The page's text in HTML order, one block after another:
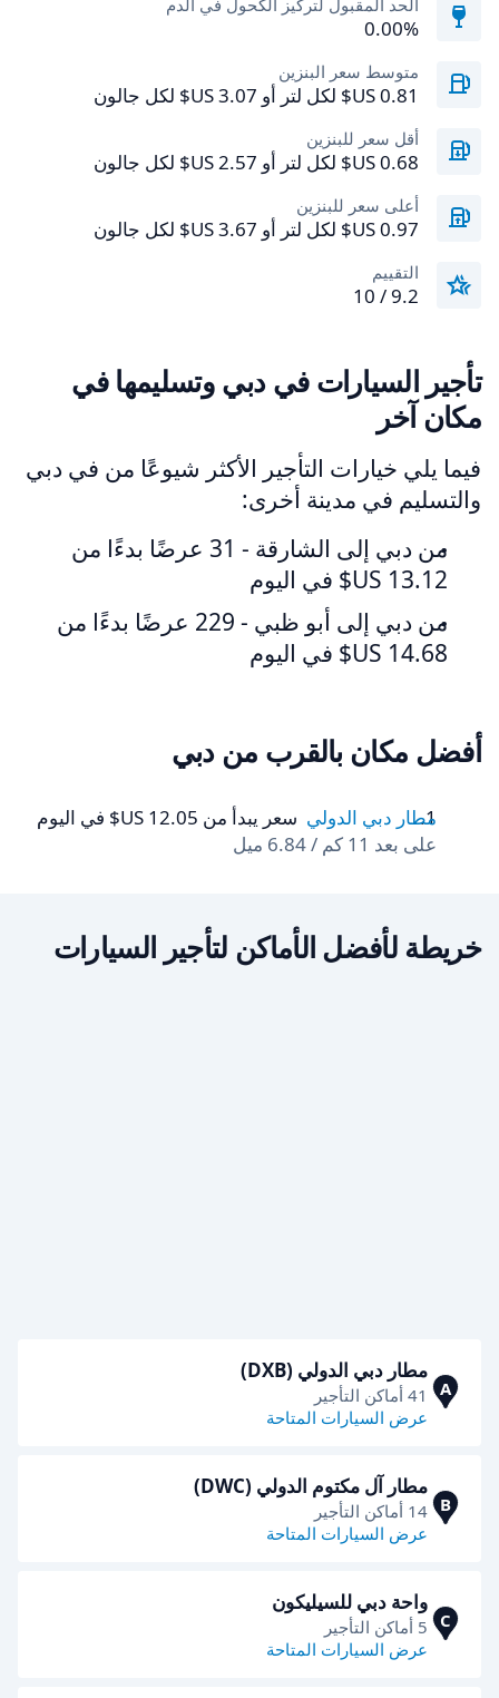
الحد المقبول لتركيز الكحول في الدم
0.00‎%‎
متوسط سعر البنزين
أقل سعر للبنزين
أعلى سعر للبنزين
التقييم
9.2 / 10
تأجير السيارات في دبي وتسليمها في
مكان آخر
فيما يلي خيارات التأجير الأكثر شيوعًا من في دبي
والتسليم في مدينة أخرى:
من دبي إلى الشارقة - 31 عرضًا بدءًا من
من دبي إلى أبو ظبي - 229 عرضًا بدءًا من
أفضل مكان بالقرب من دبي
مطار دبي الدولي سعر يبدأ من ‏12.05 US$ في اليوم
على بعد 11 كم / 6.84 ميل
خريطة لأفضل الأماكن لتأجير السيارات
A
مطار دبي الدولي (DXB)
41 أماكن التأجير
عرض السيارات المتاحة
B
مطار آل مكتوم الدولي (DWC)
14 أماكن التأجير
عرض السيارات المتاحة
C
واحة دبي للسيليكون
5 أماكن التأجير
عرض السيارات المتاحة